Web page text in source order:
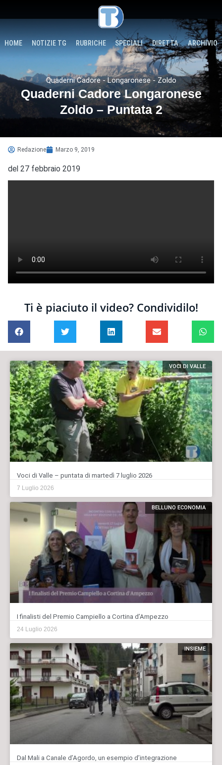
HOME NOTIZIE TG RUBRICHE SPECIALI DIRETTA ARCHIVIO
Quaderni Cadore - Longaronese - Zoldo
Quaderni Cadore Longaronese
Zoldo – Puntata 2
Redazione Marzo 9, 2019
del 27 febbraio 2019
Ti è piaciuto il video? Condividilo!
VOCI DI VALLE
Voci di Valle – puntata di martedì 7 luglio 2026
7 Luglio 2026
BELLUNO ECONOMIA
I finalisti del Premio Campiello a Cortina d’Ampezzo
24 Luglio 2026
INSIEME
Dal Mali a Canale d’Agordo, un esempio d’integrazione